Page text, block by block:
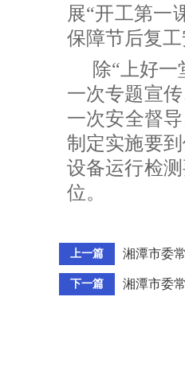
展“开工第一
保障节后复工
除“上好
一次专题宣
一次安全督
制定实施要
设备运行检
位。
上一篇 湘潭市委
下一篇 湘潭市委